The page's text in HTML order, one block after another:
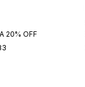
20% OFF